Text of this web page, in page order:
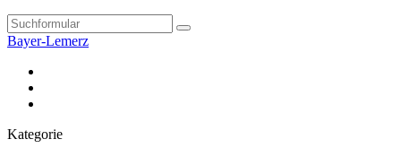
Search
Bayer-Lemerz
Kategorie